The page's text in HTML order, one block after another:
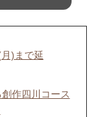
)まで延
作四川コース